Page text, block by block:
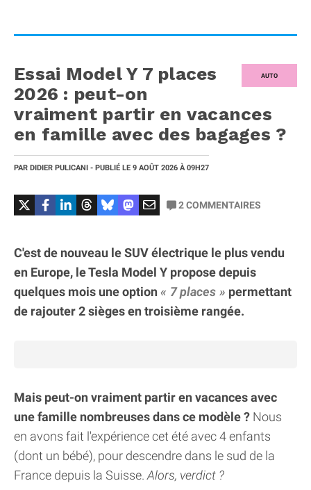
AUTO
Essai Model Y 7 places
2026 : peut-on
vraiment partir en vacances
en famille avec des bagages ?
PAR DIDIER PULICANI - PUBLIÉ LE 9 AOÛT 2026 À 09H27
2COMMENTAIRES
C'est de nouveau le SUV électrique le plus vendu
en Europe, le Tesla Model Y propose depuis
quelques mois une option
7 places
permettant
de rajouter 2 sièges en troisième rangée.
Mais peut-on vraiment partir en vacances avec
une famille nombreuses dans ce modèle ? Nous
en avons fait l'expérience cet été avec 4 enfants
(dont un bébé), pour descendre dans le sud de la
France depuis la Suisse. Alors, verdict ?